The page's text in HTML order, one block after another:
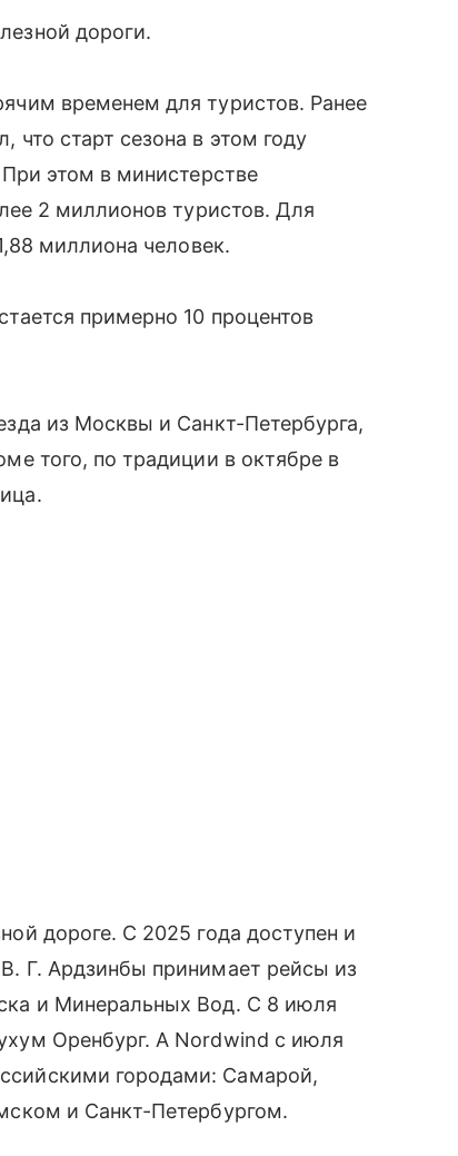
дороги.
временем для туристов. Ранее
старт сезона в этом году
этом в министерстве
2 миллионов туристов. Для
миллиона человек.
примерно 10 процентов
из Москвы и Санкт-Петербурга,
того, по традиции в октябре в
дороге. С 2025 года доступен и
Г. Ардзинбы принимает рейсы из
и Минеральных Вод. С 8 июля
Оренбург. А Nordwind с июля
городами: Самарой,
и Санкт-Петербургом.